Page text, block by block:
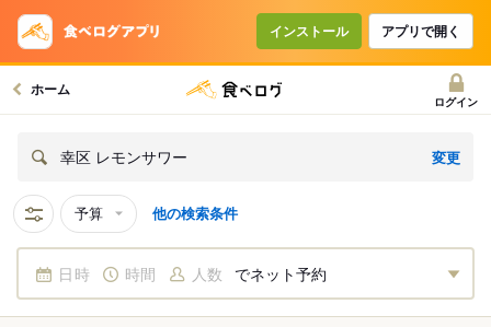
インストール アプリで開く
ホーム
ログイン
幸区 レモンサワー 変更
予算 他の検索条件
日時 時間 人数 でネット予約